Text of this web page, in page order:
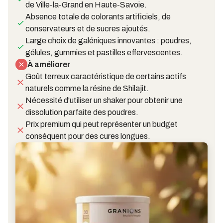
de Ville-la-Grand en Haute-Savoie.
Absence totale de colorants artificiels, de
conservateurs et de sucres ajoutés.
Large choix de galéniques innovantes : poudres,
gélules, gummies et pastilles effervescentes.
À améliorer
Goût terreux caractéristique de certains actifs
naturels comme la résine de Shilajit.
Nécessité d'utiliser un shaker pour obtenir une
dissolution parfaite des poudres.
Prix premium qui peut représenter un budget
conséquent pour des cures longues.